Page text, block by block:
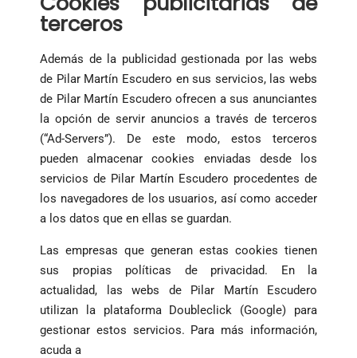
terceros
Además de la publicidad gestionada por las webs
de Pilar Martín Escudero en sus servicios, las webs
de Pilar Martín Escudero ofrecen a sus anunciantes
la opción de servir anuncios a través de terceros
(“Ad-Servers”). De este modo, estos terceros
pueden almacenar cookies enviadas desde los
servicios de Pilar Martín Escudero procedentes de
los navegadores de los usuarios, así como acceder
a los datos que en ellas se guardan.
Las empresas que generan estas cookies tienen
sus propias políticas de privacidad. En la
actualidad, las webs de Pilar Martín Escudero
utilizan la plataforma Doubleclick (Google) para
gestionar estos servicios. Para más información,
acuda a